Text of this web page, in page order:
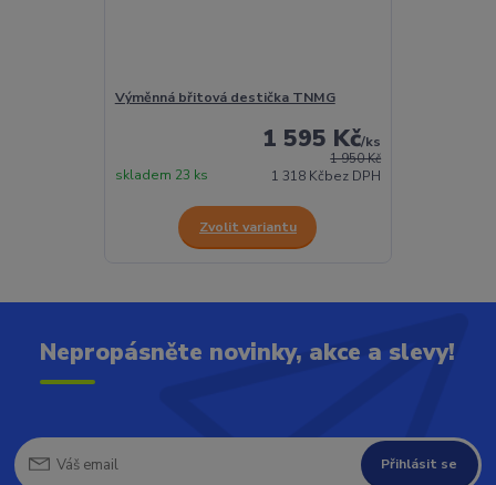
Výměnná břitová destička TNMG
1 950 Kč
1 595 Kč/ks
1 318 Kčbez DPH
skladem 23 ks
Zvolit variantu
Nepropásněte novinky, akce a slevy!
Přihlásit se